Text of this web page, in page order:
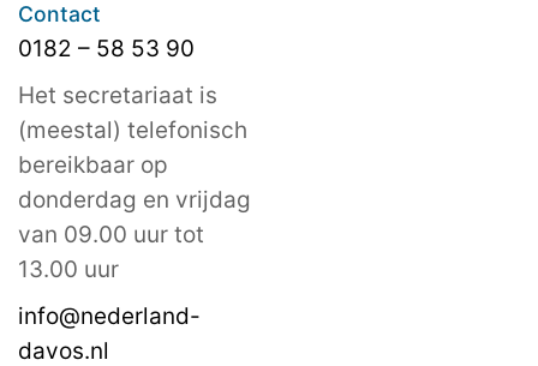
Contact
0182 – 58 53 90
Het secretariaat is
(meestal) telefonisch
bereikbaar op
donderdag en vrijdag
van 09.00 uur tot
13.00 uur
info@nederland-
davos.nl